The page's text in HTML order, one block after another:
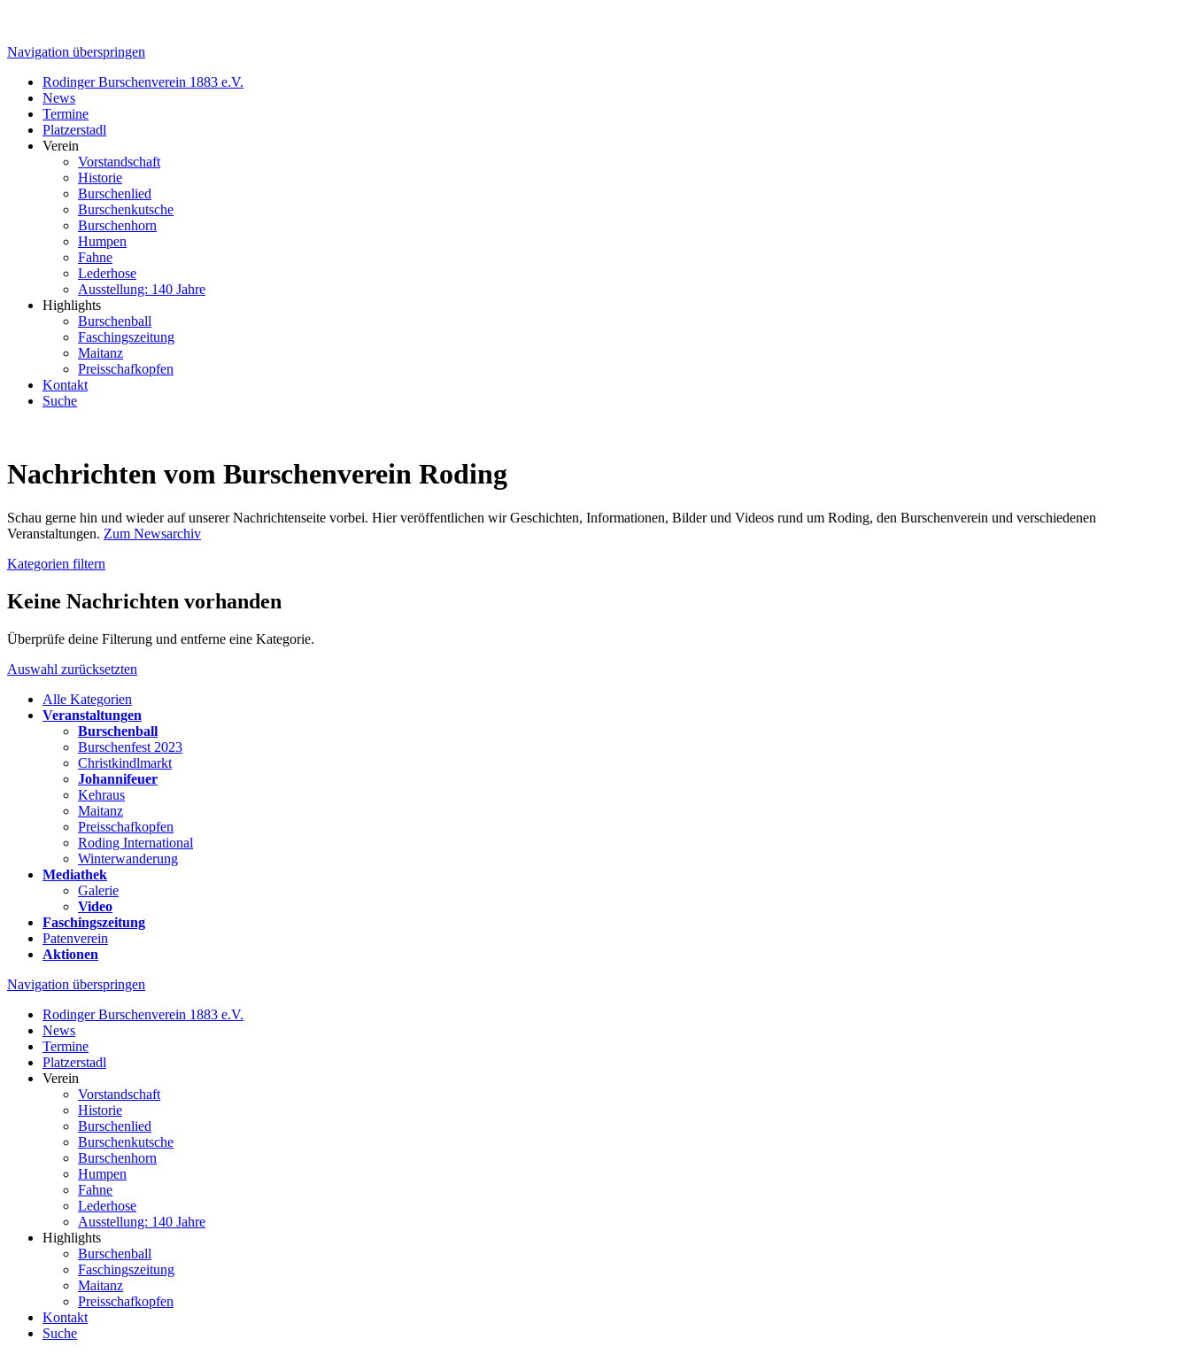
Navigation überspringen
Rodinger Burschenverein 1883 e.V.
News
Termine
Platzerstadl
Verein
Vorstandschaft
Historie
Burschenlied
Burschenkutsche
Burschenhorn
Humpen
Fahne
Lederhose
Ausstellung: 140 Jahre
Highlights
Burschenball
Faschingszeitung
Maitanz
Preisschafkopfen
Kontakt
Suche
Nachrichten vom Burschenverein Roding
Schau gerne hin und wieder auf unserer Nachrichtenseite vorbei. Hier veröffentlichen wir Geschichten, Informationen, Bilder und Videos rund um Roding, den Burschenverein und verschiedenen
Veranstaltungen. Zum Newsarchiv
Kategorien filtern
Keine Nachrichten vorhanden
Überprüfe deine Filterung und entferne eine Kategorie.
Auswahl zurücksetzten
Alle Kategorien
Veranstaltungen
Burschenball
Burschenfest 2023
Christkindlmarkt
Johannifeuer
Kehraus
Maitanz
Preisschafkopfen
Roding International
Winterwanderung
Mediathek
Galerie
Video
Faschingszeitung
Patenverein
Aktionen
Navigation überspringen
Rodinger Burschenverein 1883 e.V.
News
Termine
Platzerstadl
Verein
Vorstandschaft
Historie
Burschenlied
Burschenkutsche
Burschenhorn
Humpen
Fahne
Lederhose
Ausstellung: 140 Jahre
Highlights
Burschenball
Faschingszeitung
Maitanz
Preisschafkopfen
Kontakt
Suche